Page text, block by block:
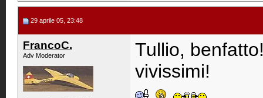
29 aprile 05, 23:48
FrancoC.
Adv Moderator
Tullio,
vivissimi!